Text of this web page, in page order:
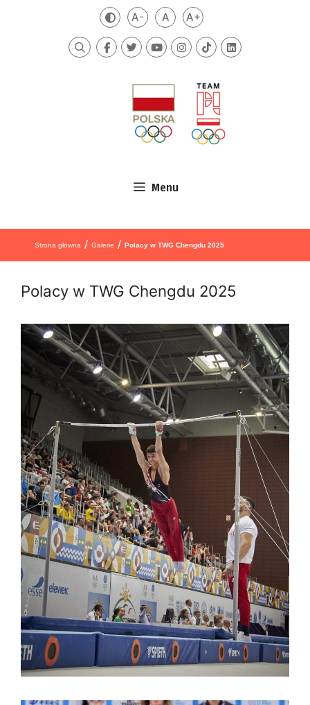
Zmień kontrast
A-Mniejsza czcionka
ADomyślna czcionka
A+Większa czcionka
Szukaj
Menu
Strona główna / Galerie / Polacy w TWG Chengdu 2025
Polacy w TWG Chengdu 2025